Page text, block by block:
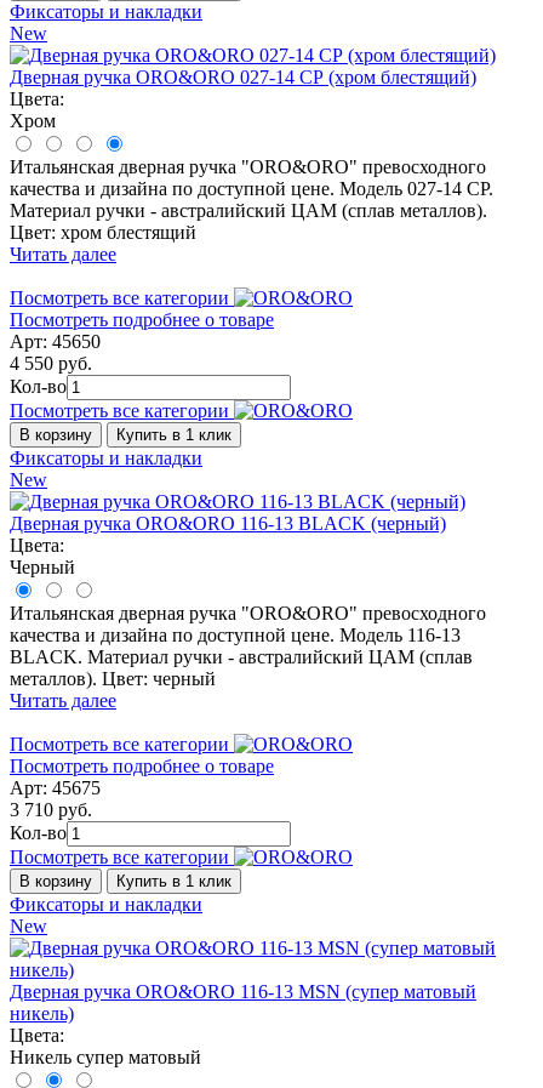
Фиксаторы и накладки
New
Дверная ручка ORO&ORO 027-14 СР (хром блестящий)
Цвета:
Хром
Итальянская дверная ручка "ORO&ORO" превосходного
качества и дизайна по доступной цене. Модель 027-14 CP.
Материал ручки - австралийский ЦАМ (сплав металлов).
Цвет: хром блестящий
Читать далее
Посмотреть все категории
Посмотреть подробнее о товаре
Арт: 45650
4 550 руб.
Кол-во
Посмотреть все категории
В корзину Купить в 1 клик
Фиксаторы и накладки
New
Дверная ручка ORO&ORO 116-13 BLACK (черный)
Цвета:
Черный
Итальянская дверная ручка "ORO&ORO" превосходного
качества и дизайна по доступной цене. Модель 116-13
BLACK. Материал ручки - австралийский ЦАМ (сплав
металлов). Цвет: черный
Читать далее
Посмотреть все категории
Посмотреть подробнее о товаре
Арт: 45675
3 710 руб.
Кол-во
Посмотреть все категории
В корзину Купить в 1 клик
Фиксаторы и накладки
New
Дверная ручка ORO&ORO 116-13 MSN (супер матовый
никель)
Цвета:
Никель супер матовый